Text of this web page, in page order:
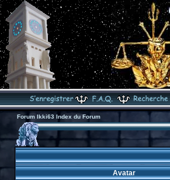
Forum Ikki63 Index du Forum
Avatar